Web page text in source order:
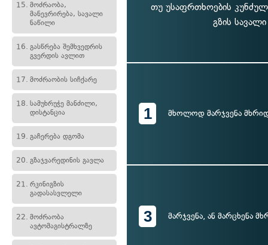
15. მოძრაობა,
მანევრირება, სავალი
ნაწილი
16. გასწრება შემხვედრის
გვერდის ავლით
17. მოძრაობის სიჩქარე
18. სამუხრუჭე მანძილი,
დისტანცია
19. გაჩერება დგომა
20. გზაჯვარედინის გავლა
21. რკინიგზის
გადასასვლელი
22. მოძრაობა
ავტომაგისტრალზე
თუ უსაფრთხოების
გზის
1 მხოლოდ მარჯვენა
3 მარჯვენა, ან მარცხენა